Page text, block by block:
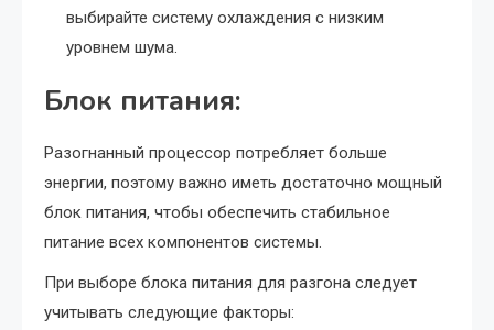
выбирайте систему охлаждения с низким
уровнем шума.
Блок питания:
Разогнанный процессор потребляет больше
энергии, поэтому важно иметь достаточно мощный
блок питания, чтобы обеспечить стабильное
питание всех компонентов системы.
При выборе блока питания для разгона следует
учитывать следующие факторы: